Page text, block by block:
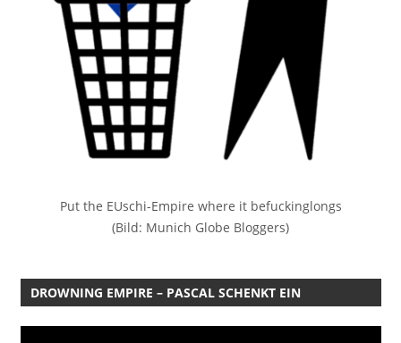
Put the EUschi-Empire where it befuckinglongs
(Bild: Munich Globe Bloggers)
DROWNING EMPIRE – PASCAL SCHENKT EIN